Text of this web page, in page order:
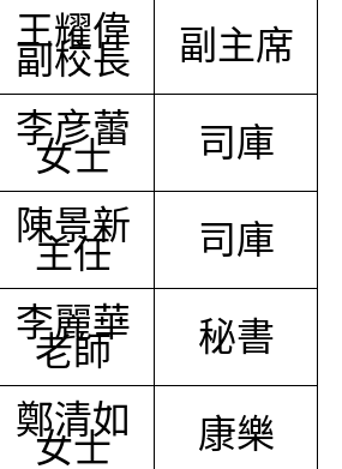
王耀偉
副校長 副主席
李彦蕾
女士 司庫
陳景新
主任 司庫
李麗華
老師 秘書
鄭清如
女士 康樂